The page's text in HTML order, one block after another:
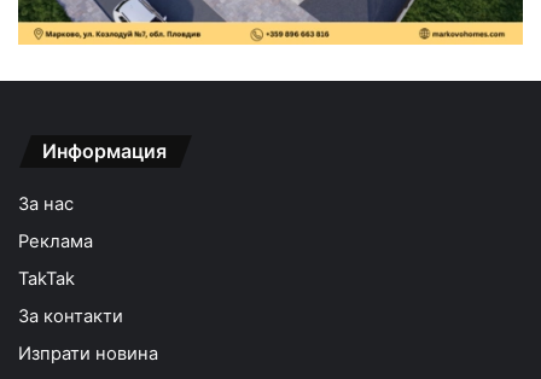
Информация
За нас
Реклама
TakTak
За контакти
Изпрати новина